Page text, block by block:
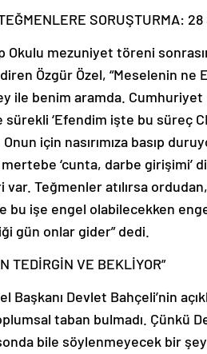
SORUŞTURMA:
Okulu mezuniyet töreni
Özgür Özel, “Meselenin
ile benim aramda.
‘Efendim işte bu süreç
için nasırımıza basıp
‘cunta, darbe girişimi’
Teğmenler atılırsa
bu işe engel olabilecekken
gün onlar gider” dedi.
TEDİRGİN VE BEKLİYOR”
Başkanı Devlet Bahçeli’nin
taban bulmadı. Çünkü
bile söylenmeyecek bir